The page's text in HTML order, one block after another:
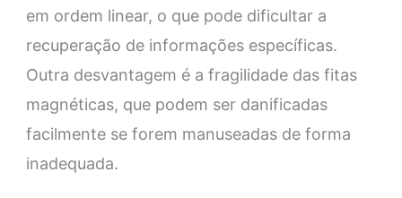
em ordem linear, o que pode dificultar a
recuperação de informações específicas.
Outra desvantagem é a fragilidade das fitas
magnéticas, que podem ser danificadas
facilmente se forem manuseadas de forma
inadequada.